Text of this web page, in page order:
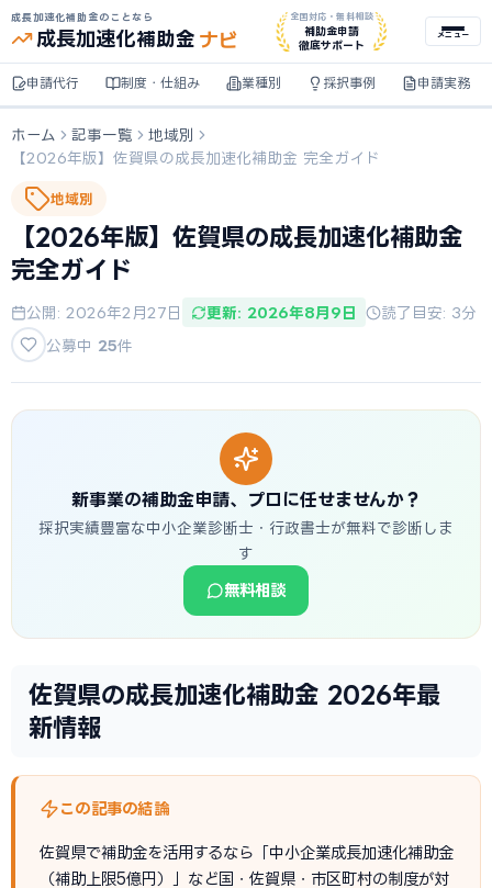
成長加速化補助金のことなら
成長加速化補助金 ナビ
全国対応・無料相談
補助金申請
徹底サポート
メニュー
申請代行 制度・仕組み 業種別 採択事例 申請実務
ホーム 記事一覧
地域別
【2026年版】佐賀県の成長加速化補助金 完全ガイド
地域別
【2026年版】佐賀県の成長加速化補助金
完全ガイド
公開: 2026年2月27日 更新: 2026年8月9日
読了目安: 3分
公募中 25件
新事業の補助金申請、プロに任せませんか？
採択実績豊富な中小企業診断士・行政書士が無料で診断しま
す
無料相談
佐賀県の成長加速化補助金 2026年最
新情報
この記事の結論
佐賀県で補助金を活用するなら「中小企業成長加速化補助金
（補助上限5億円）」など国・佐賀県・市区町村の制度が対